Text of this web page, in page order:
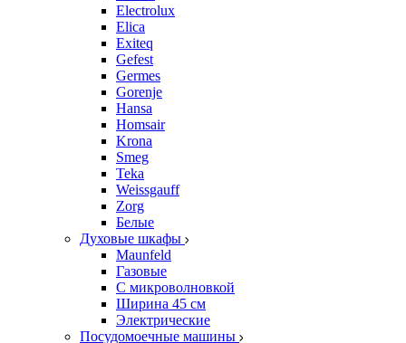
Electrolux
Elica
Exiteq
Gefest
Germes
Gorenje
Hansa
Homsair
Krona
Smeg
Teka
Weissgauff
Zorg
Белые
Духовые шкафы
Maunfeld
Газовые
С микроволновкой
Ширина 45 см
Электрические
Посудомоечные машины